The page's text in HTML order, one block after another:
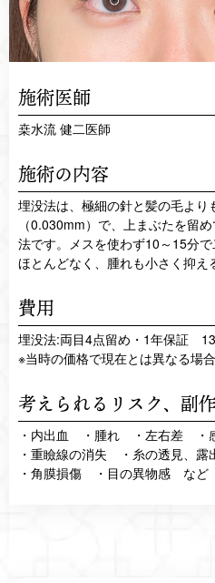
施術医師
桒水流 健二医師
施術の内容
埋没法は、極細の針と髪の毛より
（0.030mm）で、上まぶたを留
法です。メスを使わず10～15分
ほとんどなく、腫れも小さく抑え
費用
埋没法:両目4点留め・1年保証
※当時の価格で現在とは異なる場合
考えられるリスク、 副
・内出血 ・腫れ ・左右差
・重瞼線の消失 ・糸の透見、露
・角膜損傷 ・目の異物感 など